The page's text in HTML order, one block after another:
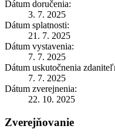
Dátum doručenia:
3. 7. 2025
Dátum splatnosti:
21. 7. 2025
Dátum vystavenia:
7. 7. 2025
Dátum uskutočnenia
7. 7. 2025
Dátum zverejnenia:
22. 10. 2025
Zverejňovanie